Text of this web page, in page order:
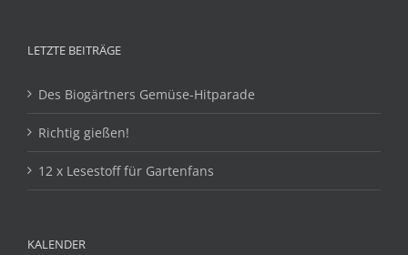
LETZTE BEITRÄGE
Des Biogärtners Gemüse-Hitparade
Richtig gießen!
12 x Lesestoff für Gartenfans
KALENDER